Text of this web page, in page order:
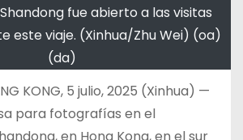
fue abierto a las visitas
este viaje. (Xinhua/Zhu Wei) (oa)
(da)
KONG, 5 julio, 2025 (Xinhua) —
para fotografías en el
en Hong Kong, en el sur